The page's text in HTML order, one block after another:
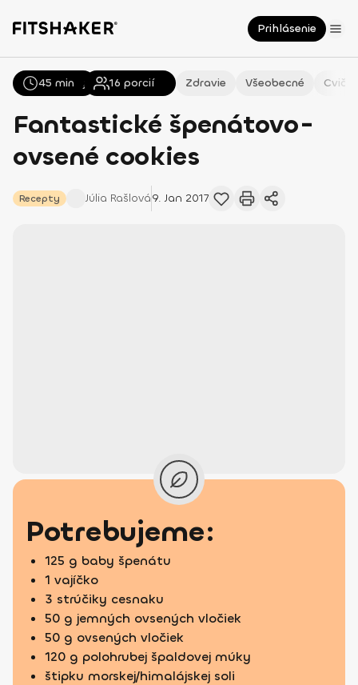
Prihlásenie
Všetky Recepty Zdravie Všeobecné
Fantastické špenátovo-
ovsené cookies
Recepty Júlia Rašlová9. Jan 2017
45 min 16 porcií
Potrebujeme:
125 g baby špenátu
1 vajíčko
3 strúčiky cesnaku
50 g jemných ovsených vločiek
50 g ovsených vločiek
120 g polohrubej špaldovej múky
štipku morskej/himalájskej soli